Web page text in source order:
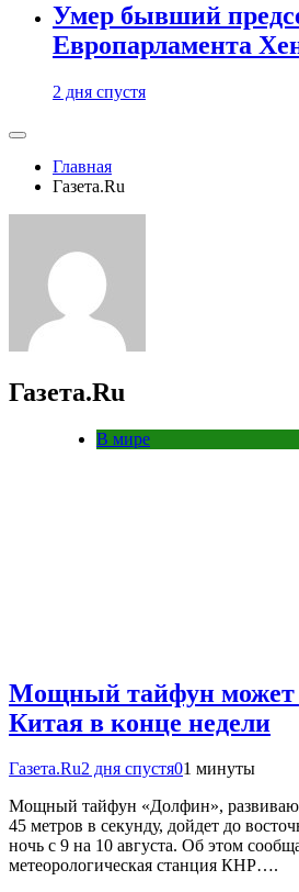
Умер бывший
Европарламента
2 дня спустя
Главная
Газета.Ru
Газета.Ru
В мире
Мощный тайфун может
Китая в конце недели
Газета.Ru2 дня спустя01 минуты
Мощный тайфун «Долфин»,
45 метров в секунду, дойдет до
ночь с 9 на 10 августа. Об этом
метеорологическая станция КНР….